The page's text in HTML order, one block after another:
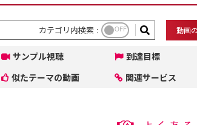
カテゴリ内検索 : OFF 動画
サンプル視聴 到達目標
似たテーマの動画 関連サービス